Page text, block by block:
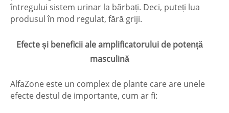
întregului sistem urinar la bărbați. Deci, puteți lua
produsul în mod regulat, fără griji.
Efecte și beneficii ale amplificatorului de potență
masculină
AlfaZone este un complex de plante care are unele
efecte destul de importante, cum ar fi: